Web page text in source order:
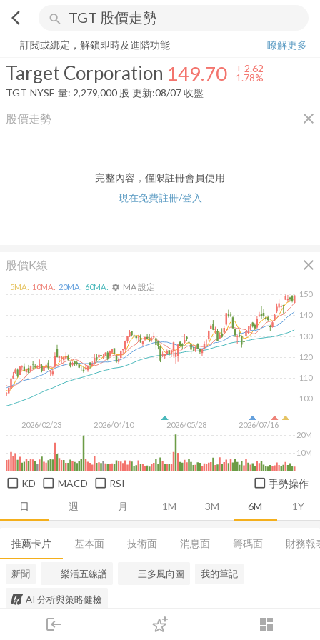
arrow_back_ios search
login dashboard
下單
Target Corporation 149.70+1.78%
訂閱或綁定，解鎖即時及進階功能
瞭解更多
Target Corporation 149.70 + 2.62
1.78%
TGT NYSE 量: 2,279,000 股 更新:08/07 收盤
股價走勢 close
完整內容，僅限註冊會員使用
現在免費註冊/登入
股價K線 close
日 週 月 1M 3M 6M 1Y
2026/02/23 2026/04/10 2026/05/28 2026/07/16
100
110
120
130
140
150
10M
20M
5MA: 10MA: 20MA: 60MA: settings MA 設定
KD MACD RSI 手勢操作
推薦卡片 基本面 技術面 消息面 籌碼面 財務報
新聞 樂活五線譜 三多風向圖 我的筆記
AI 分析與策略健檢